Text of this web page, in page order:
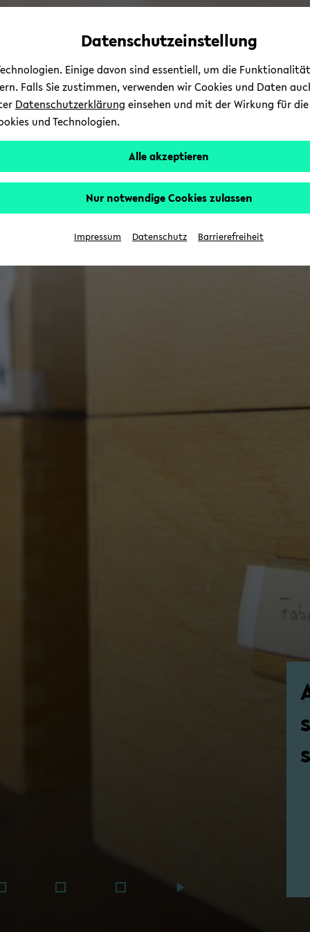
Automatische
vermeiden
zum
wechseln
zum
wechseln
zum
wechseln
Datenschutzeinstellung
Einige davon sind essentiell, um die
Falls Sie zustimmen, verwenden wir Cookies und Daten
Datenschutzerklärung einsehen und mit der Wirkung für
und Technologien.
Alle akzeptieren
Nur notwendige Cookies zulassen
Impressum Datenschutz Barrierefreiheit